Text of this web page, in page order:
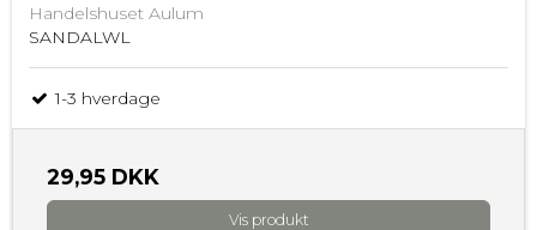
Handelshuset Aulum
SANDALWL
1-3 hverdage
29,95 DKK
Vis produkt